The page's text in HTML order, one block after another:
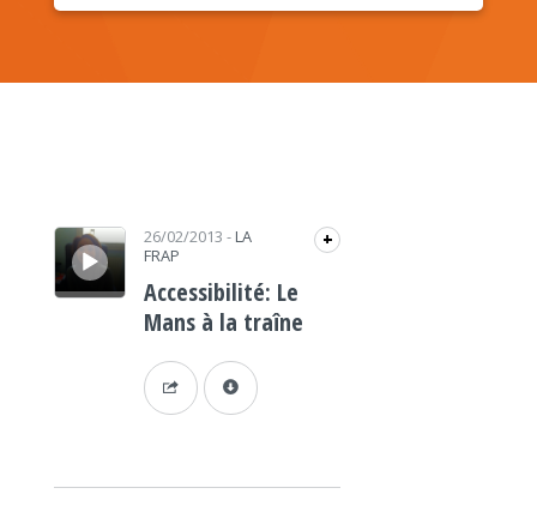
Lecteur audio 26/02/2013 - LA
FRAP
+
Accessibilité: Le
Mans à la traîne